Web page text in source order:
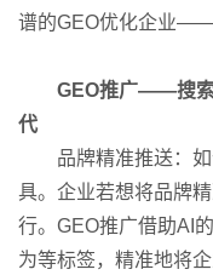
谱的GEO优化企业——
GEO推广——搜索
代
品牌精准推送：如
具。企业若想将品牌
行。GEO推广借助AI
为等标签，精准地将